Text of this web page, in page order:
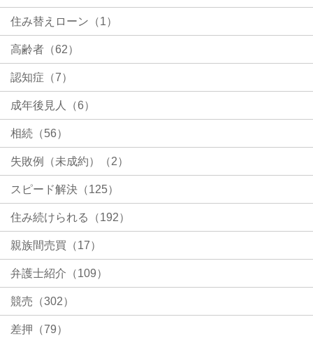
住み替えローン（1）
高齢者（62）
認知症（7）
成年後見人（6）
相続（56）
失敗例（未成約）（2）
スピード解決（125）
住み続けられる（192）
親族間売買（17）
弁護士紹介（109）
競売（302）
差押（79）